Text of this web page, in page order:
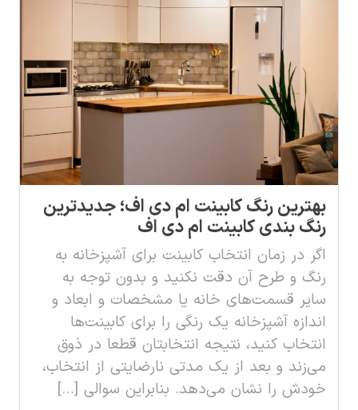
بهترین رنگ کابینت ام دی اف؛ جدیدترین
رنگ بندی کابینت ام دی اف
اگر در زمان انتخاب کابینت برای آشپزخانه به
رنگ و طرح آن‌ دقت نکنید و بدون توجه به
سایر قسمت‌های خانه یا مشخصات و ابعاد و
اندازه آشپزخانه یک رنگی را برای کابینت‌ها
انتخاب کنید، نتیجه انتخابتان قطعا در ذوق
می‌زند و بعد از یک مدتی نارضایتی از انتخاب،
خودش را نشان می‌دهد. بنابراین سوالی […]